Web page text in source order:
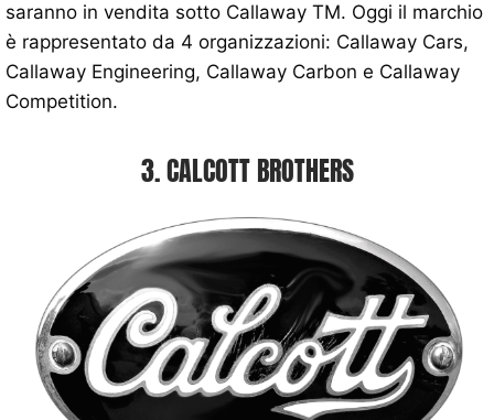
saranno in vendita sotto Callaway TM. Oggi il marchio
è rappresentato da 4 organizzazioni: Callaway Cars,
Callaway Engineering, Callaway Carbon e Callaway
Competition.
3. CALCOTT BROTHERS